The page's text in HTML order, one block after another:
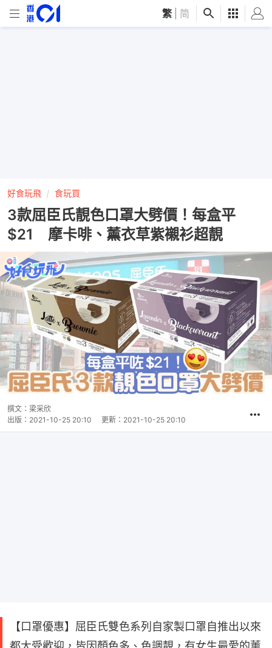
繁 简
好食玩飛 食玩買
3款屈臣氏靚色口罩大劈價！每盒平
$21 摩卡啡、薰衣草紫襯衫超靚
撰文： 梁采欣
出版： 2021-10-25 20:10 更新： 2021-10-25 20:10
【口罩優惠】屈臣氏雙色系列自家製口罩自推出以來